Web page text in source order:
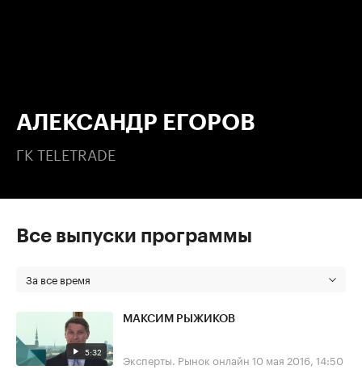
АЛЕКСАНДР ЕГОРОВ
ГК TELETRADE
Все выпуски программы
За все время
5:32
МАКСИМ РЫЖИКОВ
Эксперты. Рынок онлайн 10 мая 2016, 14:50